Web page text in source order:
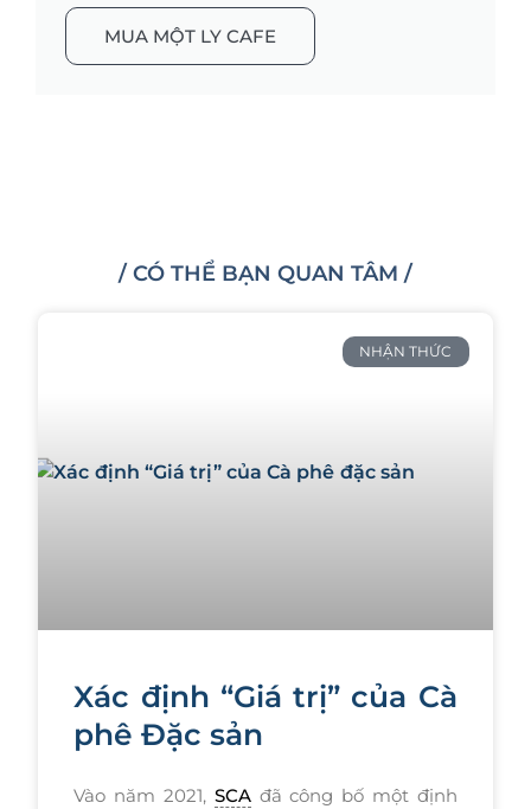
MUA MỘT LY CAFE
/ CÓ THỂ BẠN QUAN TÂM /
NHẬN THỨC
Xác định “Giá trị” của Cà
phê Đặc sản
Vào năm 2021, SCAđã công bố một định